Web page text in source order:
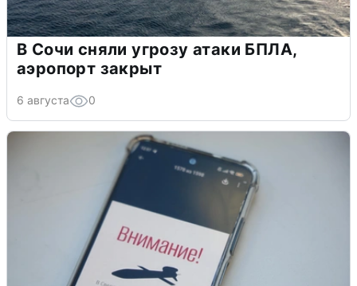
В Сочи сняли угрозу атаки БПЛА,
аэропорт закрыт
6 августа 0